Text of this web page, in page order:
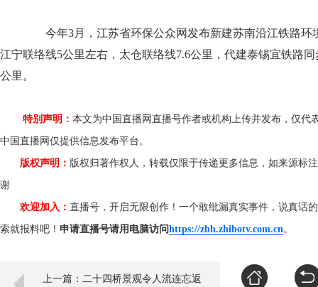
今年3月，江苏省环保公众网发布新建苏南沿江铁路环
江宁联络线5公里左右，太仓联络线7.6公里，代建泰锡宜铁路
公里。
特别声明： 本文为中国直播网直播号作者或机构上传并发布，仅
中国直播网仅提供信息发布平台。
版权声明： 版权归著作权人，转载仅限于传递更多信息，如来源标
谢
欢迎加入： 直播号，开启无限创作！一个敢纰漏真实事件，说真话
索就报料吧！ 申请直播号请用电脑访问https://zbh.zhibotv.com.cn。
上一篇：二十四桥景观令人流连忘返